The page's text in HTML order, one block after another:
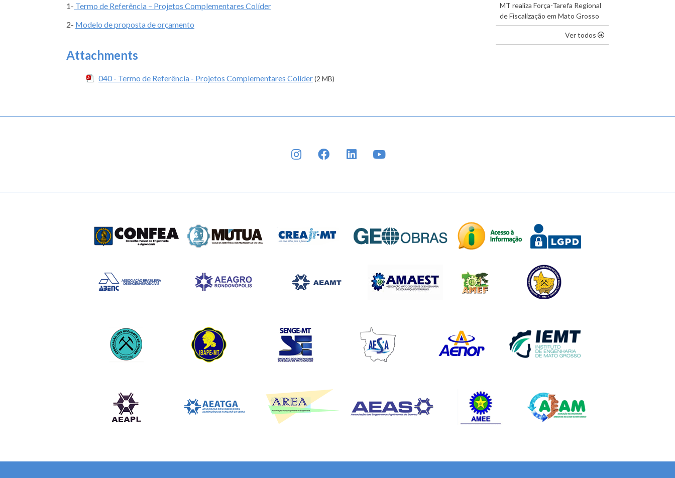
1- Termo de Referência – Projetos Complementares Colíder
2- Modelo de proposta de orçamento
Attachments
040 - Termo de Referência - Projetos Complementares Colíder(2 MB)
MT realiza Força-Tarefa Regional
de Fiscalização em Mato Grosso
Ver todos os destaques
INSTAGRAMFACEBOOKLINKEDIN